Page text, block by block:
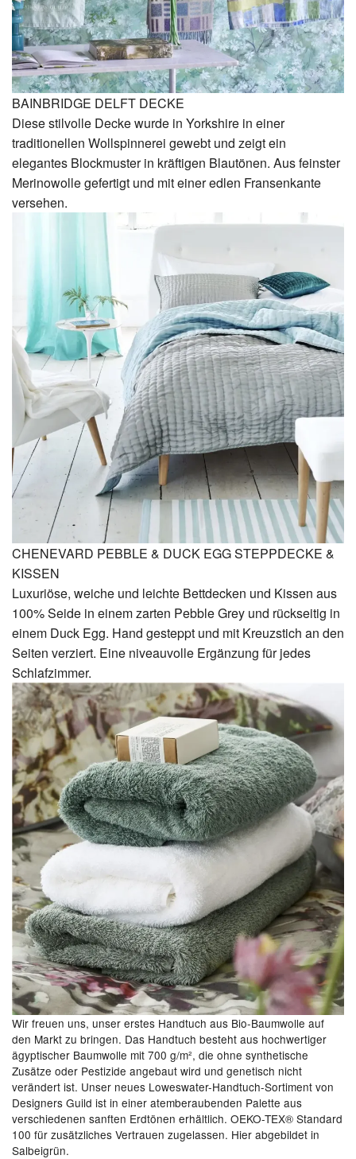
BAINBRIDGE DELFT DECKE
Diese stilvolle Decke wurde in Yorkshire in einer
traditionellen Wollspinnerei gewebt und zeigt ein
elegantes Blockmuster in kräftigen Blautönen. Aus feinster
Merinowolle gefertigt und mit einer edlen Fransenkante
versehen.
CHENEVARD PEBBLE & DUCK EGG STEPPDECKE &
KISSEN
Luxuriöse, weiche und leichte Bettdecken und Kissen aus
100% Seide in einem zarten Pebble Grey und rückseitig in
einem Duck Egg. Hand gesteppt und mit Kreuzstich an den
Seiten verziert. Eine niveauvolle Ergänzung für jedes
Schlafzimmer.
Wir freuen uns, unser erstes Handtuch aus Bio-Baumwolle auf
den Markt zu bringen. Das Handtuch besteht aus hochwertiger
ägyptischer Baumwolle mit 700 g/m², die ohne synthetische
Zusätze oder Pestizide angebaut wird und genetisch nicht
verändert ist. Unser neues Loweswater-Handtuch-Sortiment von
Designers Guild ist in einer atemberaubenden Palette aus
verschiedenen sanften Erdtönen erhältlich. OEKO-TEX® Standard
100 für zusätzliches Vertrauen zugelassen. Hier abgebildet in
Salbeigrün.